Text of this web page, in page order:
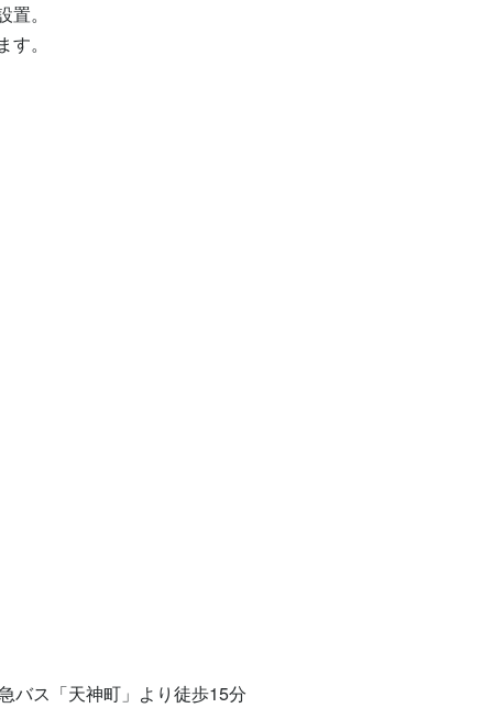
。
。
バス「天神町」より徒歩15分